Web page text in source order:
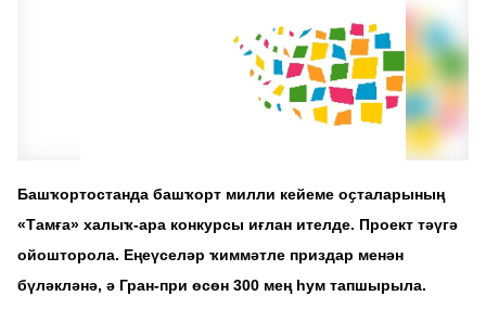
Башҡортостанда башҡорт милли кейеме оҫталарының
«Тамға» халыҡ-ара конкурсы иғлан ителде. Проект тәүгә
ойошторола. Еңеүселәр ҡиммәтле приздар менән
бүләкләнә, ә Гран-при өсөн 300 мең һум тапшырыла.